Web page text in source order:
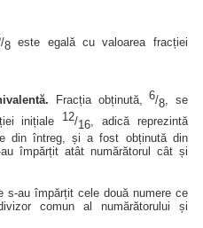
/8este egală cu valoarea fracției
Fracția obținută,6/8, se
inițiale 12/16, adică reprezintă
din întreg, și a fost obținută din
împărțit atât numărătorul cât și
s-au împărțit cele două numere ce
comun al numărătorului și